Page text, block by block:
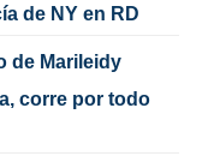
de NY en RD
de Marileidy
corre por todo